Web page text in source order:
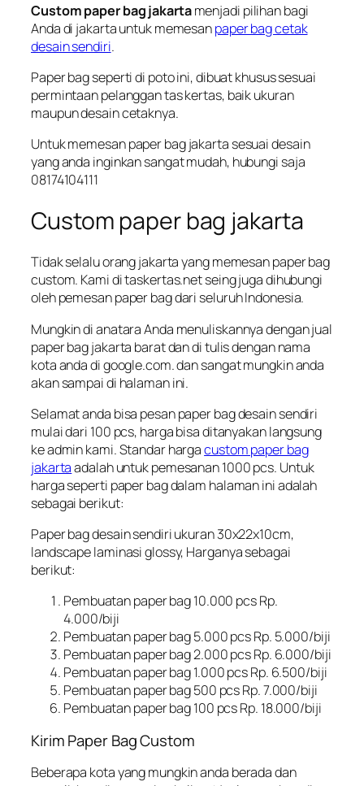
Custom paper bag jakartamenjadi pilihan bagi
Anda di jakarta untuk memesanpaper bag cetak
desain sendiri.
Paper bag seperti di poto ini, dibuat khusus sesuai
permintaan pelanggan tas kertas, baik ukuran
maupun desain cetaknya.
Untuk memesan paper bag jakarta sesuai desain
yang anda inginkan sangat mudah, hubungi saja
08174104111
Custom paper bag jakarta
Tidak selalu orang jakarta yang memesan paper bag
custom. Kami di taskertas.net seing juga dihubungi
oleh pemesan paper bag dari seluruh Indonesia.
Mungkin di anatara Anda menuliskannya dengan jual
paper bag jakarta barat dan di tulis dengan nama
kota anda di google.com. dan sangat mungkin anda
akan sampai di halaman ini.
Selamat anda bisa pesan paper bag desain sendiri
mulai dari 100 pcs, harga bisa ditanyakan langsung
ke admin kami. Standar hargacustom paper bag
jakartaadalah untuk pemesanan 1000 pcs. Untuk
harga seperti paper bag dalam halaman ini adalah
sebagai berikut:
Paper bag desain sendiri ukuran 30x22x10cm,
landscape laminasi glossy, Harganya sebagai
berikut:
Pembuatan paper bag 10.000 pcs Rp.
4.000/biji
Pembuatan paper bag 5.000 pcs Rp. 5.000/biji
Pembuatan paper bag 2.000 pcs Rp. 6.000/biji
Pembuatan paper bag 1.000 pcs Rp. 6.500/biji
Pembuatan paper bag 500 pcs Rp. 7.000/biji
Pembuatan paper bag 100 pcs Rp. 18.000/biji
Kirim Paper Bag Custom
Beberapa kota yang mungkin anda berada dan